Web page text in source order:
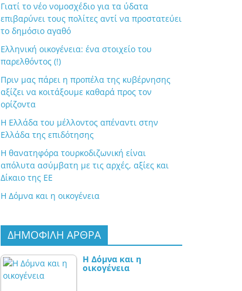
Γιατί το νέο νομοσχέδιο για τα ύδατα
επιβαρύνει τους πολίτες αντί να προστατεύει
το δημόσιο αγαθό
Ελληνική οικογένεια: ένα στοιχείο του
παρελθόντος (!)
Πριν μας πάρει η προπέλα της κυβέρνησης
αξίζει να κοιτάξουμε καθαρά προς τον
ορίζοντα
Η Ελλάδα του μέλλοντος απέναντι στην
Ελλάδα της επιδότησης
Η θανατηφόρα τουρκοδιζωνική είναι
απόλυτα ασύμβατη με τις αρχές, αξίες και
Δίκαιο της ΕΕ
Η Δόμνα και η οικογένεια
ΔΗΜΟΦΙΛΗ ΑΡΘΡΑ
Η Δόμνα και η
οικογένεια